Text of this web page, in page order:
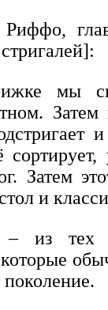
мы
Затем
сортирует,
Затем
и
– из тех